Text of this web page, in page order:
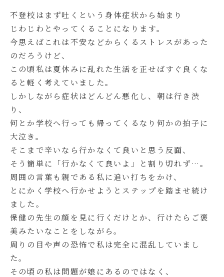
不登校はまず吐くという身体症状から始まり
じわじわとやってくることになります。
今思えばこれは不安などからくるストレスがあった
のだろうけど、
この頃私は夏休みに乱れた生活を正せばすぐ良くな
ると軽く考えていました。
しかしながら症状はどんどん悪化し、朝は行き渋
り、
何とか学校へ行っても帰ってくるなり何かの拍子に
大泣き。
そこまで辛いなら行かなくて良いと思う反面、
そう簡単に「行かなくて良いよ」と割り切れず…。
周囲の言葉も親である私に追い打ちをかけ、
とにかく学校へ行かせようとステップを踏ませ続け
ました。
保健の先生の顔を見に行くだけとか、行けたらご褒
美みたいなことをしながら。
周りの目や声の恐怖で私は完全に混乱していまし
た。
その頃の私は問題が娘にあるのではなく、